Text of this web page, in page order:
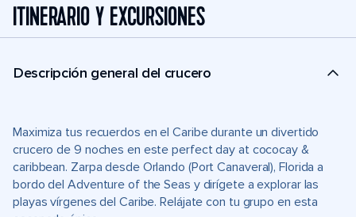
ITINERARIO Y EXCURSIONES
Descripción general del crucero
Maximiza tus recuerdos en el Caribe durante un divertido
crucero de 9 noches en este perfect day at cococay &
caribbean. Zarpa desde Orlando (Port Canaveral), Florida a
bordo del Adventure of the Seas y dirígete a explorar las
playas vírgenes del Caribe. Relájate con tu grupo en esta